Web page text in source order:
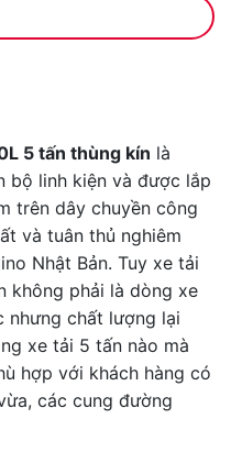
5 tấn thùng kín là
bộ linh kiện và được lắp
trên dây chuyền công
và tuân thủ nghiêm
Nhật Bản. Tuy xe tải
không phải là dòng xe
nhưng chất lượng lại
xe tải 5 tấn nào mà
hợp với khách hàng có
các cung đường